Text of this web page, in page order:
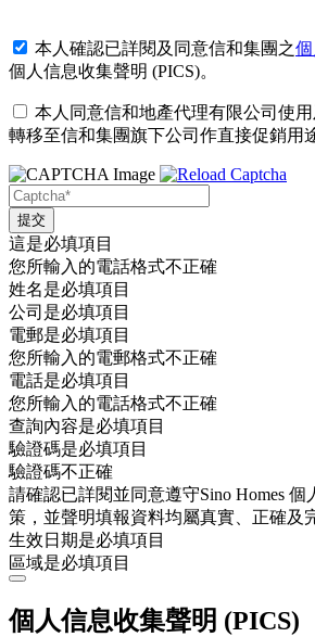
本人確認已詳閱及同意信和集團之
個人信息收集聲明 (PICS)。
本人同意信和地產代理有限公司使
轉移至信和集團旗下公司作直接促銷用
這是必填項目
您所輸入的電話格式不正確
姓名是必填項目
公司是必填項目
電郵是必填項目
您所輸入的電郵格式不正確
電話是必填項目
您所輸入的電話格式不正確
查詢內容是必填項目
驗證碼是必填項目
驗證碼不正確
請確認已詳閱並同意遵守Sino Homes 個
策，並聲明填報資料均屬真實、正確及
生效日期是必填項目
區域是必填項目
個人信息收集聲明 (PICS)